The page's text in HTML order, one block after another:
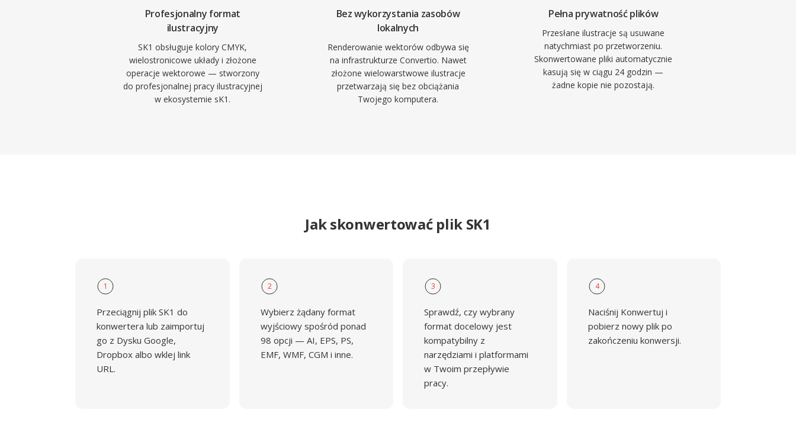
Profesjonalny format
ilustracyjny
SK1 obsługuje kolory CMYK,
wielostronicowe układy i złożone
operacje wektorowe — stworzony
do profesjonalnej pracy ilustracyjnej
w ekosystemie sK1.
Bez wykorzystania zasobów
lokalnych
Renderowanie wektorów odbywa się
na infrastrukturze Convertio. Nawet
złożone wielowarstwowe ilustracje
przetwarzają się bez obciążania
Twojego komputera.
Pełna prywatność plików
Przesłane ilustracje są usuwane
natychmiast po przetworzeniu.
Skonwertowane pliki automatycznie
kasują się w ciągu 24 godzin —
żadne kopie nie pozostają.
Jak skonwertować plik SK1
1
Przeciągnij plik SK1 do
konwertera lub zaimportuj
go z Dysku Google,
Dropbox albo wklej link
URL.
2
Wybierz żądany format
wyjściowy spośród ponad
98 opcji — AI, EPS, PS,
EMF, WMF, CGM i inne.
3
Sprawdź, czy wybrany
format docelowy jest
kompatybilny z
narzędziami i platformami
w Twoim przepływie
pracy.
4
Naciśnij Konwertuj i
pobierz nowy plik po
zakończeniu konwersji.